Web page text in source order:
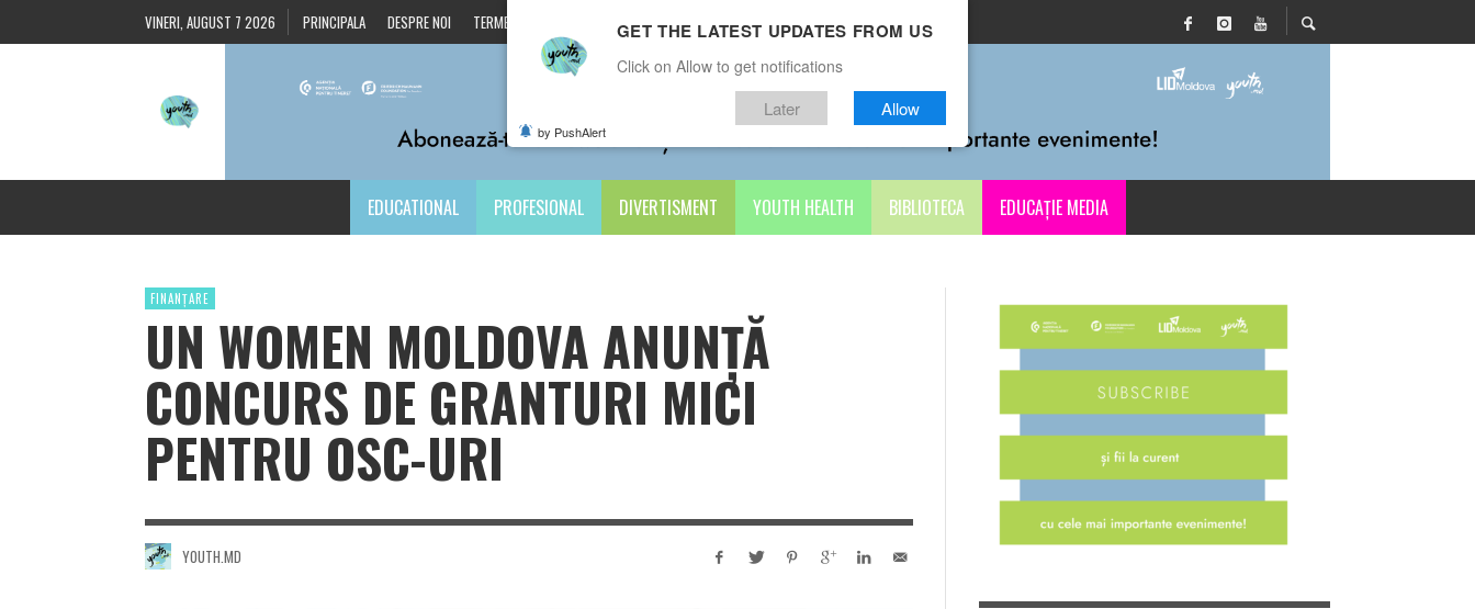
VINERI, AUGUST 7 2026 PRINCIPALA DESPRE NOI TERMENI ȘI CONDIȚII CONTACTE
EDUCATIONAL PROFESIONAL DIVERTISMENT YOUTH HEALTH BIBLIOTECA EDUCAȚIE MEDIA
FINANȚARE
UN WOMEN MOLDOVA ANUNȚĂ
CONCURS DE GRANTURI MICI
PENTRU OSC-URI
YOUTH.MD
GET THE LATEST UPDATES FROM US
Click on Allow to get notifications
Later Allow
by PushAlert